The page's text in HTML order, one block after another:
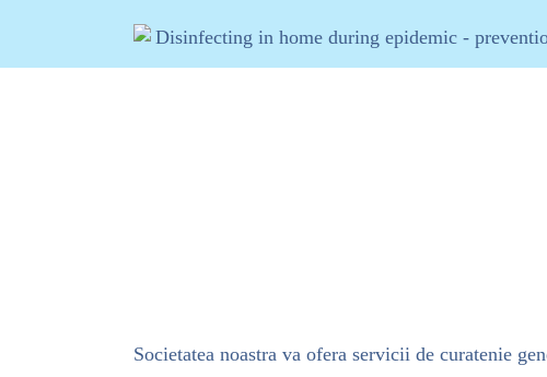
Societatea noastra va ofera servicii de curatenie